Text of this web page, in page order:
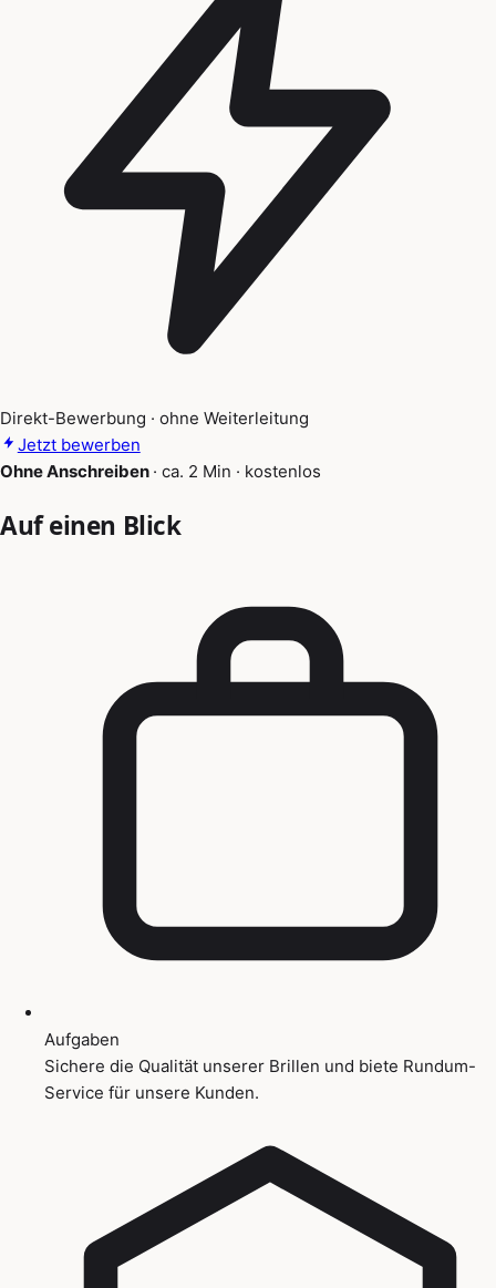
Direkt-Bewerbung · ohne Weiterleitung
Jetzt bewerben
Ohne Anschreiben · ca. 2 Min · kostenlos
Auf einen Blick
Aufgaben
Sichere die Qualität unserer Brillen und biete Rundum-
Service für unsere Kunden.